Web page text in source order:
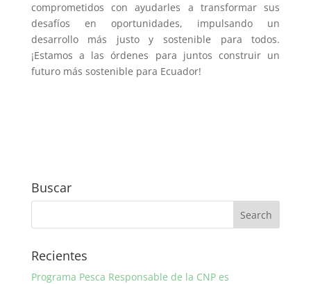
comprometidos con ayudarles a transformar sus
desafíos en oportunidades, impulsando un
desarrollo más justo y sostenible para todos.
¡Estamos a las órdenes para juntos construir un
futuro más sostenible para Ecuador!
Buscar
Recientes
Programa Pesca Responsable de la CNP es